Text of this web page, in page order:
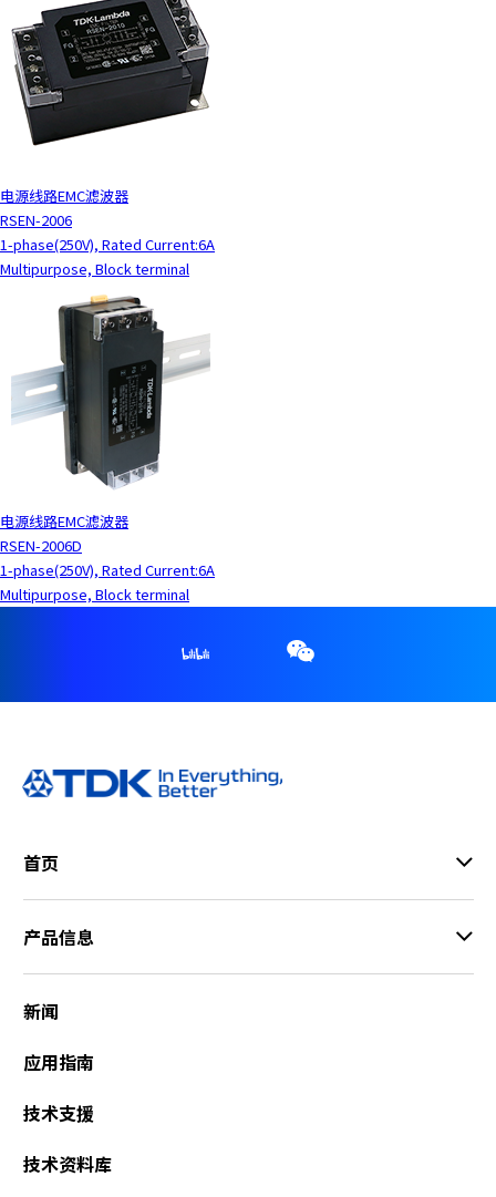
电源线路EMC滤波器
RSEN-2006
1-phase(250V), Rated Current:6A
Multipurpose, Block terminal
电源线路EMC滤波器
RSEN-2006D
1-phase(250V), Rated Current:6A
Multipurpose, Block terminal
首页
产品信息
新闻
应用指南
技术支援
技术资料库